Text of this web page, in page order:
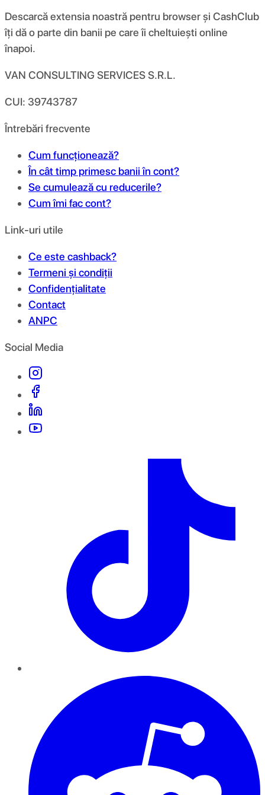
Descarcă extensia noastră pentru browser și CashClub
îți dă o parte din banii pe care îi cheltuiești online
înapoi.
VAN CONSULTING SERVICES S.R.L.
CUI: 39743787
Întrebări frecvente
Cum funcționează?
În cât timp primesc banii în cont?
Se cumulează cu reducerile?
Cum îmi fac cont?
Link-uri utile
Ce este cashback?
Termeni și condiții
Confidențialitate
Contact
ANPC
Social Media